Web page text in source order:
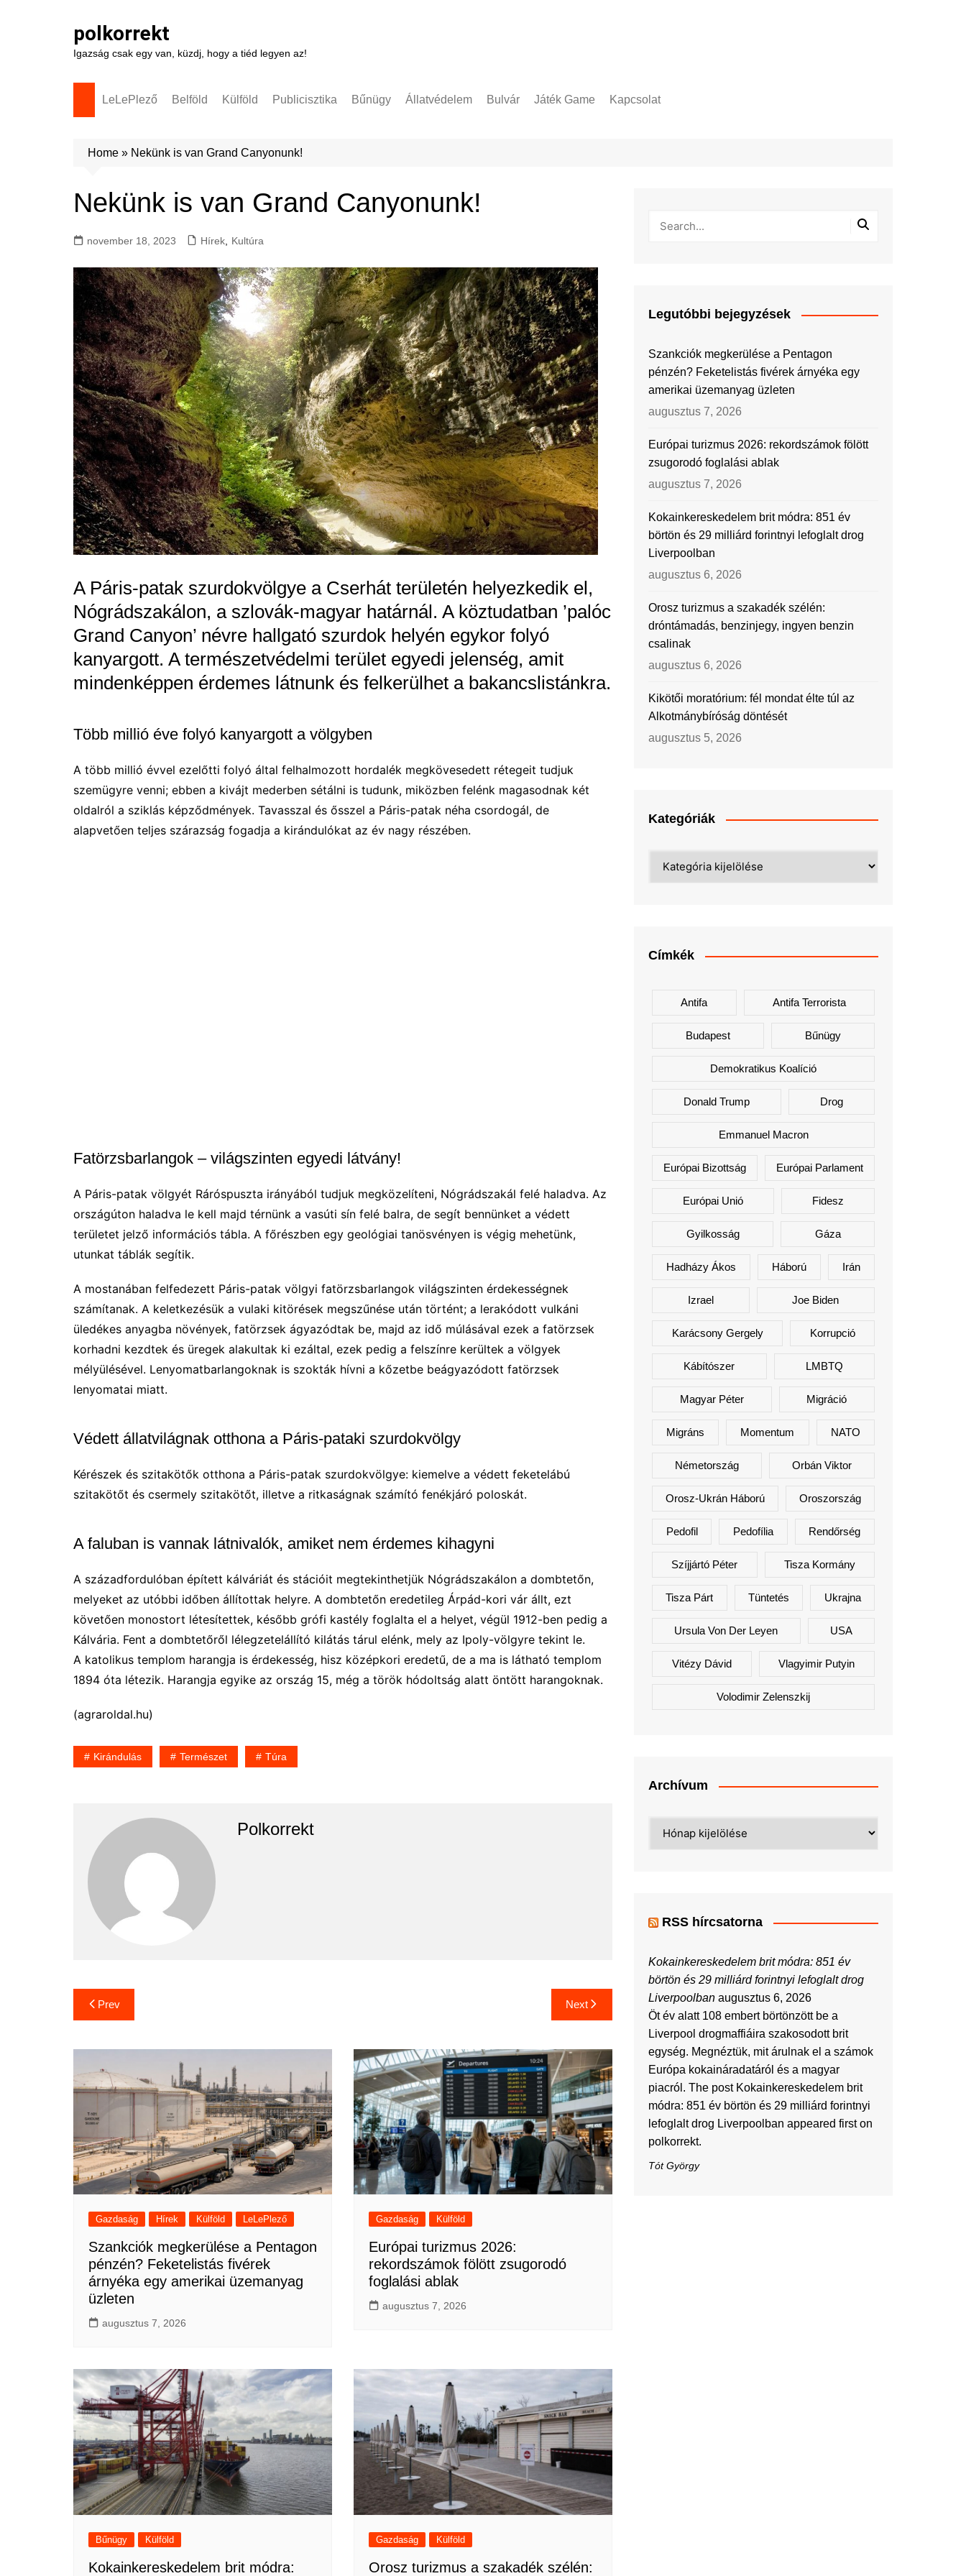
polkorrekt
Igazság csak egy van, küzdj, hogy a tiéd legyen az!
LeLePlező Belföld Külföld Publicisztika Bűnügy Állatvédelem Bulvár Játék Game Kapcsolat
Home » Nekünk is van Grand Canyonunk!
Nekünk is van Grand Canyonunk!
november 18, 2023 Hírek Kultúra
A Páris-patak szurdokvölgye a Cserhát területén helyezkedik el,
Nógrádszakálon, a szlovák-magyar határnál. A köztudatban ’palóc
Grand Canyon’ névre hallgató szurdok helyén egykor folyó
kanyargott. A természetvédelmi terület egyedi jelenség, amit
mindenképpen érdemes látnunk és felkerülhet a bakancslistánkra.
Több millió éve folyó kanyargott a völgyben
A több millió évvel ezelőtti folyó által felhalmozott hordalék megkövesedett rétegeit tudjuk
szemügyre venni; ebben a kivájt mederben sétálni is tudunk, miközben felénk magasodnak két
oldalról a sziklás képződmények. Tavasszal és ősszel a Páris-patak néha csordogál, de
alapvetően teljes szárazság fogadja a kirándulókat az év nagy részében.
Fatörzsbarlangok – világszinten egyedi látvány!
A Páris-patak völgyét Ráróspuszta irányából tudjuk megközelíteni, Nógrádszakál felé haladva. Az
országúton haladva le kell majd térnünk a vasúti sín felé balra, de segít bennünket a védett
területet jelző információs tábla. A főrészben egy geológiai tanösvényen is végig mehetünk,
utunkat táblák segítik.
A mostanában felfedezett Páris-patak völgyi fatörzsbarlangok világszinten érdekességnek
számítanak. A keletkezésük a vulaki kitörések megszűnése után történt; a lerakódott vulkáni
üledékes anyagba növények, fatörzsek ágyazódtak be, majd az idő múlásával ezek a fatörzsek
korhadni kezdtek és üregek alakultak ki ezáltal, ezek pedig a felszínre kerültek a völgyek
mélyülésével. Lenyomatbarlangoknak is szokták hívni a kőzetbe beágyazódott fatörzsek
lenyomatai miatt.
Védett állatvilágnak otthona a Páris-pataki szurdokvölgy
Kérészek és szitakötők otthona a Páris-patak szurdokvölgye: kiemelve a védett feketelábú
szitakötőt és csermely szitakötőt, illetve a ritkaságnak számító fenékjáró poloskát.
A faluban is vannak látnivalók, amiket nem érdemes kihagyni
A századfordulóban épített kálváriát és stációit megtekinthetjük Nógrádszakálon a dombtetőn,
melyeket az utóbbi időben állítottak helyre. A dombtetőn eredetileg Árpád-kori vár állt, ezt
követően monostort létesítettek, később grófi kastély foglalta el a helyet, végül 1912-ben pedig a
Kálvária. Fent a dombtetőről lélegzetelállító kilátás tárul elénk, mely az Ipoly-völgyre tekint le.
A katolikus templom harangja is érdekesség, hisz középkori eredetű, de a ma is látható templom
1894 óta létezik. Harangja egyike az ország 15, még a török hódoltság alatt öntött harangoknak.
(agraroldal.hu)
Kirándulás Természet Túra
Polkorrekt
Bejegyzés
navigáció
Prev Next
Gazdaság Hírek Külföld LeLePlező
Szankciók megkerülése a Pentagon
pénzén? Feketelistás fivérek
árnyéka egy amerikai üzemanyag
üzleten
augusztus 7, 2026
Gazdaság Külföld
Európai turizmus 2026:
rekordszámok fölött zsugorodó
foglalási ablak
augusztus 7, 2026
Bűnügy Külföld
Kokainkereskedelem brit módra:
Gazdaság Külföld
Orosz turizmus a szakadék szélén:
Legutóbbi bejegyzések
Szankciók megkerülése a Pentagon
pénzén? Feketelistás fivérek árnyéka egy
amerikai üzemanyag üzleten
augusztus 7, 2026
Európai turizmus 2026: rekordszámok fölött
zsugorodó foglalási ablak
augusztus 7, 2026
Kokainkereskedelem brit módra: 851 év
börtön és 29 milliárd forintnyi lefoglalt drog
Liverpoolban
augusztus 6, 2026
Orosz turizmus a szakadék szélén:
dróntámadás, benzinjegy, ingyen benzin
csalinak
augusztus 6, 2026
Kikötői moratórium: fél mondat élte túl az
Alkotmánybíróság döntését
augusztus 5, 2026
Kategóriák
Címkék
Antifa Antifa Terrorista
Budapest Bűnügy
Demokratikus Koalíció
Donald Trump Drog
Emmanuel Macron
Európai Bizottság Európai Parlament
Európai Unió Fidesz
Gyilkosság Gáza
Hadházy Ákos Háború Irán
Izrael Joe Biden
Karácsony Gergely Korrupció
Kábítószer LMBTQ
Magyar Péter Migráció
Migráns Momentum NATO
Németország Orbán Viktor
Orosz-Ukrán Háború Oroszország
Pedofil Pedofília Rendőrség
Szíjjártó Péter Tisza Kormány
Tisza Párt Tüntetés Ukrajna
Ursula Von Der Leyen USA
Vitézy Dávid Vlagyimir Putyin
Volodimir Zelenszkij
Archívum
RSS hírcsatorna
Kokainkereskedelem brit módra: 851 év
börtön és 29 milliárd forintnyi lefoglalt drog
Liverpoolban augusztus 6, 2026
Öt év alatt 108 embert börtönzött be a
Liverpool drogmaffiáira szakosodott brit
egység. Megnéztük, mit árulnak el a számok
Európa kokaináradatáról és a magyar
piacról. The post Kokainkereskedelem brit
módra: 851 év börtön és 29 milliárd forintnyi
lefoglalt drog Liverpoolban appeared first on
polkorrekt.
Tót György